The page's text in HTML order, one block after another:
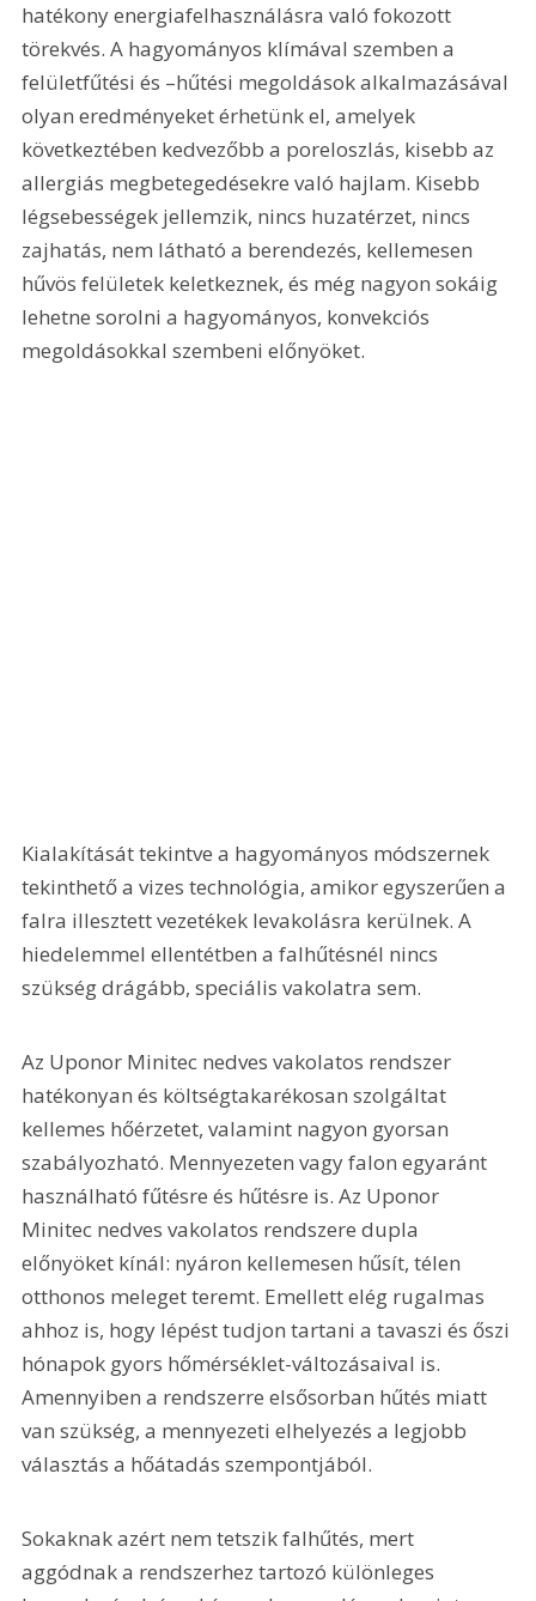
hatékony energiafelhasználásra való fokozott
törekvés. A hagyományos klímával szemben a
felületfűtési és –hűtési megoldások alkalmazásával
olyan eredményeket érhetünk el, amelyek
következtében kedvezőbb a poreloszlás, kisebb az
allergiás megbetegedésekre való hajlam. Kisebb
légsebességek jellemzik, nincs huzatérzet, nincs
zajhatás, nem látható a berendezés, kellemesen
hűvös felületek keletkeznek, és még nagyon sokáig
lehetne sorolni a hagyományos, konvekciós
megoldásokkal szembeni előnyöket.
Kialakítását tekintve a hagyományos módszernek
tekinthető a vizes technológia, amikor egyszerűen a
falra illesztett vezetékek levakolásra kerülnek. A
hiedelemmel ellentétben a falhűtésnél nincs
szükség drágább, speciális vakolatra sem.
Az Uponor Minitec nedves vakolatos rendszer
hatékonyan és költségtakarékosan szolgáltat
kellemes hőérzetet, valamint nagyon gyorsan
szabályozható. Mennyezeten vagy falon egyaránt
használható fűtésre és hűtésre is. Az Uponor
Minitec nedves vakolatos rendszere dupla
előnyöket kínál: nyáron kellemesen hűsít, télen
otthonos meleget teremt. Emellett elég rugalmas
ahhoz is, hogy lépést tudjon tartani a tavaszi és őszi
hónapok gyors hőmérséklet-változásaival is.
Amennyiben a rendszerre elsősorban hűtés miatt
van szükség, a mennyezeti elhelyezés a legjobb
választás a hőátadás szempontjából.
Sokaknak azért nem tetszik falhűtés, mert
aggódnak a rendszerhez tartozó különleges